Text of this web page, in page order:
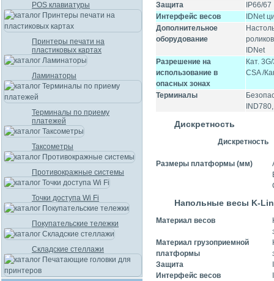
Защита
IP66/67
Интерфейс весов
IDNet
Дополнительное
оборудование
IDNet
Разрешение на
использование в
опасных зонах
Кат.
CSA /
Терминалы
Дискретность
Дискретность
Размеры платформы (мм)
Напольные весы K-
Материал весов
Материал грузоприемной
платформы
Защита
Интерфейс весов
POS клавиатуры
Принтеры печати на
пластиковых картах
Ламинаторы
Терминалы по приему
платежей
Таксометры
Противокражные системы
Точки доступа Wi Fi
Покупательские тележки
Складские стеллажи